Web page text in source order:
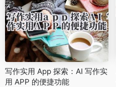
写作实用 App 探索：AI 写作实
用 APP 的便捷功能